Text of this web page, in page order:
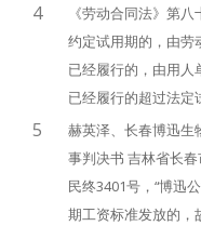
4
《劳动合同法》第
约定试用期的，由劳
已经履行的，由用
已经履行的超过法定
5
赫英泽、长春博迅生
事判决书 吉林省长
民终3401号，“博迅
期工资标准发放的，